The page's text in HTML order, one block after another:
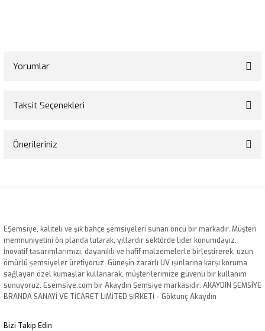
Yorumlar
Taksit Seçenekleri
Önerileriniz
Ürün resmi kalitesiz, bozuk veya görüntülenemiyor.
Ürün açıklamasında eksik bilgiler bulunuyor.
Ürün bilgilerinde hatalar bulunuyor.
Ürün fiyatı diğer sitelerden daha pahalı.
EŞemsiye, kaliteli ve şık bahçe şemsiyeleri sunan öncü bir markadır. Müşteri
memnuniyetini ön planda tutarak, yıllardır sektörde lider konumdayız.
İnovatif tasarımlarımızı, dayanıklı ve hafif malzemelerle birleştirerek, uzun
ömürlü şemsiyeler üretiyoruz. Güneşin zararlı UV ışınlarına karşı koruma
sağlayan özel kumaşlar kullanarak, müşterilerimize güvenli bir kullanım
sunuyoruz. Esemsiye.com bir Akaydın Şemsiye markasıdır. AKAYDIN ŞEMSİYE
BRANDA SANAYİ VE TİCARET LİMİTED ŞİRKETİ - Göktunç Akaydın
Bizi Takip Edin